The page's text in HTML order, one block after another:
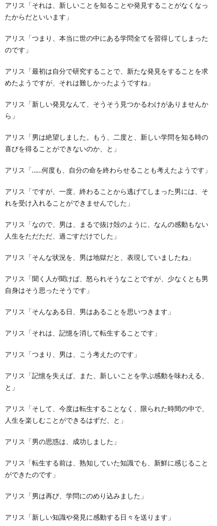
アリス「それは、新しいことを知ることや発見することがなくなっ
たからだといいます」
アリス「つまり、本当に世の中にある学問全てを習得してしまった
のです」
アリス「最初は自分で研究することで、新たな発見をすることを求
めたようですが、それは難しかったようですね」
アリス「新しい発見なんて、そうそう見つかるわけがありませんか
ら」
アリス「男は絶望しました。もう、二度と、新しい学問を知る時の
喜びを得ることができないのか、と」
アリス「……何度も、自分の命を終わらせることも考えたようです」
アリス「ですが、一度、終わることから逃げてしまった男には、そ
れを受け入れることができませんでした」
アリス「なので、男は、まるで抜け殻のように、なんの感動もない
人生をただただ、過ごすだけでした」
アリス「そんな状況を、男は地獄だと、表現していましたね」
アリス「聞く人が聞けば、怒られそうなことですが、少なくとも男
自身はそう思ったそうです」
アリス「そんなある日、男はあることを思いつきます」
アリス「それは、記憶を消して転生することです」
アリス「つまり、男は、こう考えたのです」
アリス「記憶を失えば、また、新しいことを学ぶ感動を味わえる、
と」
アリス「そして、今度は転生することなく、限られた時間の中で、
人生を楽しむことができるはずだ、と」
アリス「男の思惑は、成功しました」
アリス「転生する前は、熟知していた知識でも、新鮮に感じること
ができたのです」
アリス「男は再び、学問にのめり込みました」
アリス「新しい知識や発見に感動する日々を送ります」